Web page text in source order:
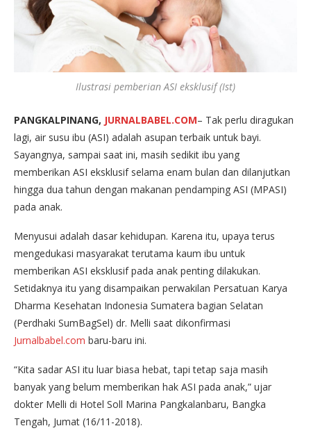
Ilustrasi pemberian ASI eksklusif (Ist)
PANGKALPINANG, JURNALBABEL.COM– Tak perlu diragukan
lagi, air susu ibu (ASI) adalah asupan terbaik untuk bayi.
Sayangnya, sampai saat ini, masih sedikit ibu yang
memberikan ASI eksklusif selama enam bulan dan dilanjutkan
hingga dua tahun dengan makanan pendamping ASI (MPASI)
pada anak.
Menyusui adalah dasar kehidupan. Karena itu, upaya terus
mengedukasi masyarakat terutama kaum ibu untuk
memberikan ASI eksklusif pada anak penting dilakukan.
Setidaknya itu yang disampaikan perwakilan Persatuan Karya
Dharma Kesehatan Indonesia Sumatera bagian Selatan
(Perdhaki SumBagSel) dr. Melli saat dikonfirmasi
Jurnalbabel.com baru-baru ini.
“Kita sadar ASI itu luar biasa hebat, tapi tetap saja masih
banyak yang belum memberikan hak ASI pada anak,” ujar
dokter Melli di Hotel Soll Marina Pangkalanbaru, Bangka
Tengah, Jumat (16/11-2018).